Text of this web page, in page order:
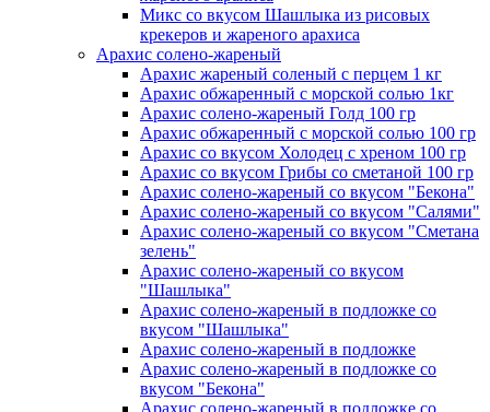
Микс со вкусом Шашлыка из рисовых
крекеров и жареного арахиса
Арахис солено-жареный
Арахис жареный соленый с перцем 1 кг
Арахис обжаренный с морской солью 1кг
Арахис солено-жареный Голд 100 гр
Арахис обжаренный с морской солью 100 гр
Арахис со вкусом Холодец с хреном 100 гр
Арахис со вкусом Грибы со сметаной 100 гр
Арахис солено-жареный со вкусом "Бекона"
Арахис солено-жареный со вкусом "Салями"
Арахис солено-жареный со вкусом "Сметана
зелень"
Арахис солено-жареный со вкусом
"Шашлыка"
Арахис солено-жареный в подложке со
вкусом "Шашлыка"
Арахис солено-жареный в подложке
Арахис солено-жареный в подложке со
вкусом "Бекона"
Арахис солено-жареный в подложке со